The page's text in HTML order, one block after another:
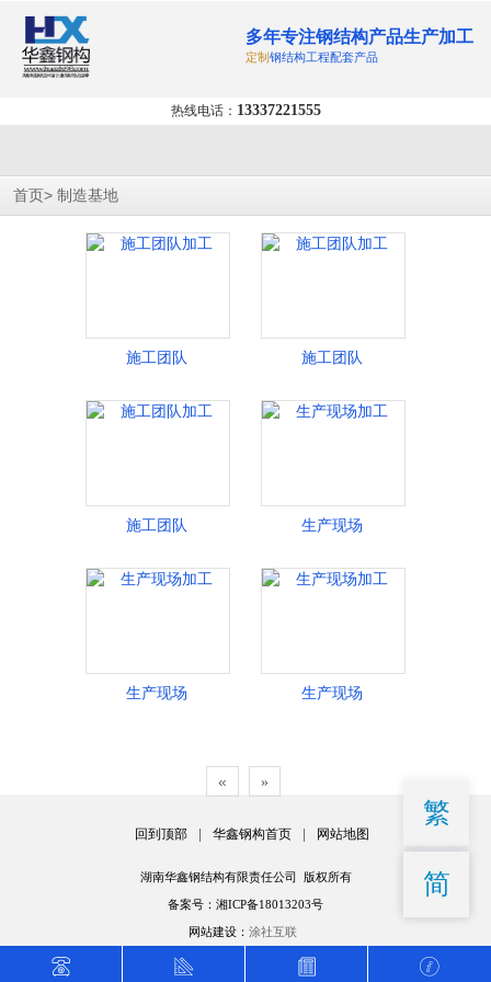
多年专注钢结构产品生产加工
定制钢结构工程配套产品
热线电话： 13337221555
首页> 制造基地
施工团队 施工团队
施工团队 生产现场
生产现场 生产现场
« »
回到顶部 | 华鑫钢构首页 | 网站地图
湖南华鑫钢结构有限责任公司 版权所有
备案号：湘ICP备18013203号
网站建设： 涂社互联
繁
简